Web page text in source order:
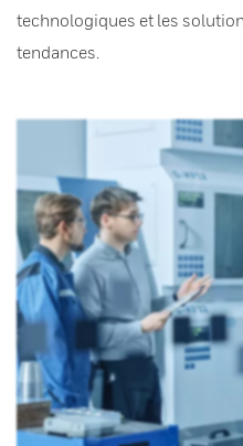
technologiques et les
tendances.